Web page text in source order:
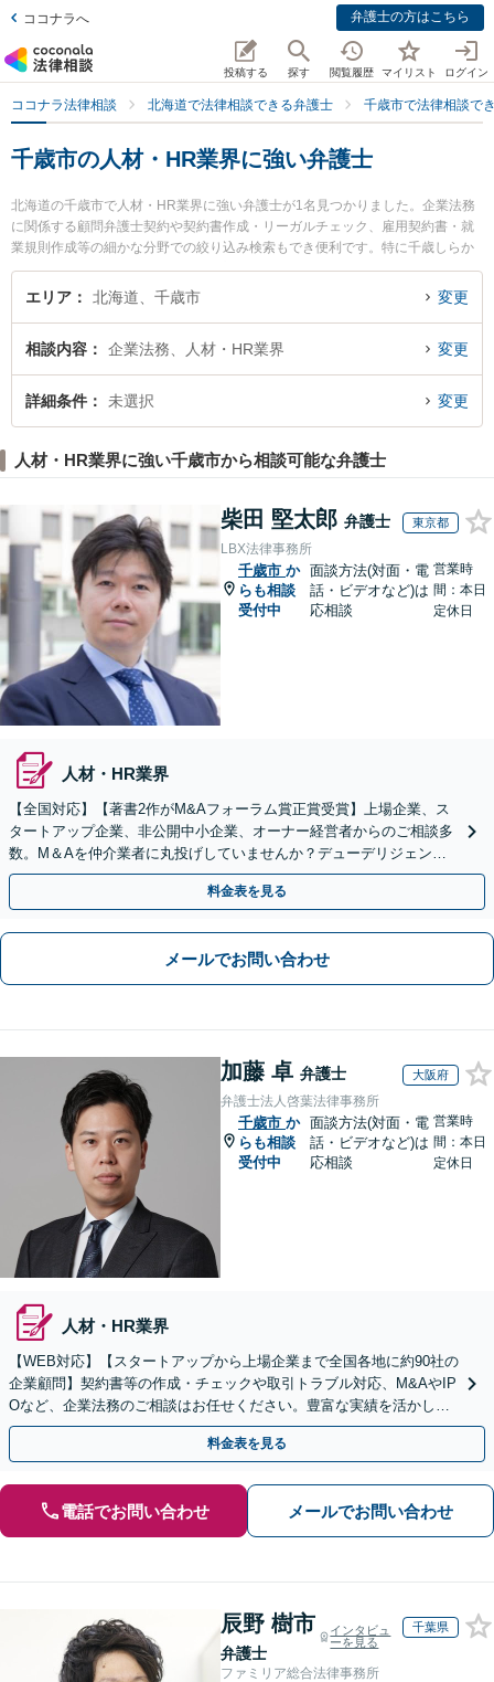
ココナラへ 弁護士の方はこちら
投稿する 探す 閲覧履歴 マイリスト ログイン
ココナラ法律相談 北海道で法律相談できる弁護士 千歳市で法律相談で
千歳市の人材・HR業界に強い弁護士
北海道の千歳市で人材・HR業界に強い弁護士が1名見つかりました。企業法務
に関係する顧問弁護士契約や契約書作成・リーガルチェック、雇用契約書・就
業規則作成等の細かな分野での絞り込み検索もでき便利です。特に千歳しらか
ば法律事務所の小西 友和弁護士のプロフィール情報や弁護士費用、強みなどが
注目されています。『千歳市で土日や夜間に発生した人材・HR業界のトラブル
千歳市内の弁護士に相談予約したい』などでお困りの相談者さんにおすすめで
す。
エリア 北海道、千歳市 変更
相談内容 企業法務、人材・HR業界 変更
詳細条件 未選択 変更
人材・HR業界に強い千歳市から相談可能な弁護士
柴田 堅太郎 弁護士 東京都
LBX法律事務所
千歳市 か
らも相談
受付中
面談方法(対面・電
話・ビデオなど)は
応相談
営業時
間：本日
定休日
人材・HR業界
【全国対応】【著書2作がM&Aフォーラム賞正賞受賞】上場企業、ス
タートアップ企業、非公開中小企業、オーナー経営者からのご相談多
数。M＆Aを仲介業者に丸投げしていませんか？デューデリジェンス
や契約書作成・交渉はお任せください【初回無料】
料金表を見る
メールでお問い合わせ
加藤 卓 弁護士 大阪府
弁護士法人啓葉法律事務所
千歳市 か
らも相談
受付中
面談方法(対面・電
話・ビデオなど)は
応相談
営業時
間：本日
定休日
人材・HR業界
【WEB対応】【スタートアップから上場企業まで全国各地に約90社の
企業顧問】契約書等の作成・チェックや取引トラブル対応、M&AやIP
Oなど、企業法務のご相談はお任せください。豊富な実績を活かし的
確に対応を進めてまいります。
料金表を見る
電話でお問い合わせ メールでお問い合わせ
辰野 樹市
弁護士
インタビュ
ーを見る
千葉県
ファミリア総合法律事務所